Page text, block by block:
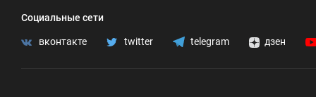
Социальные сети
вконтакте twitter telegram дзен